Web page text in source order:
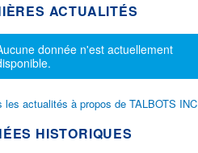
ACTUALITÉS
d'information
donnée n'est actuellement
les actualités à propos de TALBOTS INC
HISTORIQUES